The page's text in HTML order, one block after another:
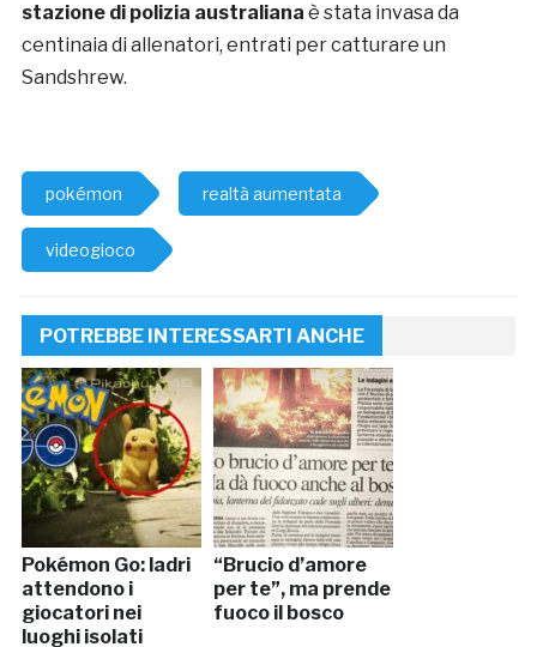
stazione di polizia australiana è stata invasa da
centinaia di allenatori, entrati per catturare un
Sandshrew.
pokémon realtà aumentata
videogioco
POTREBBE INTERESSARTI ANCHE
Pokémon Go: ladri
attendono i
giocatori nei
luoghi isolati
“Brucio d’amore
per te”, ma prende
fuoco il bosco